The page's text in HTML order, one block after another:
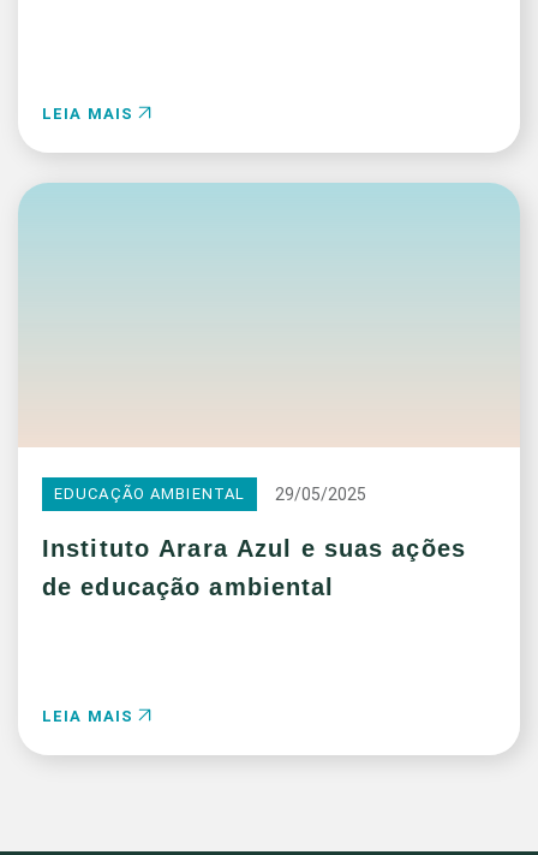
LEIA MAIS
EDUCAÇÃO AMBIENTAL 29/05/2025
Instituto Arara Azul e suas ações
de educação ambiental
LEIA MAIS